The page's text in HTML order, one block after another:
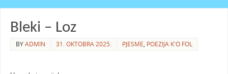
Bleki – Loz
BYADMIN 31. OKTOBRA 2025. PJESME, POEZIJA K'O FOL